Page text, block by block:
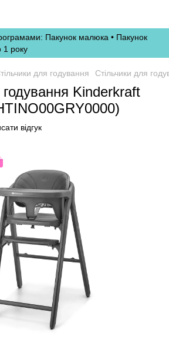
Пакунок малюка • Пакунок
1 року
для годування Стільчики для
годування Kinderkraft
відгук